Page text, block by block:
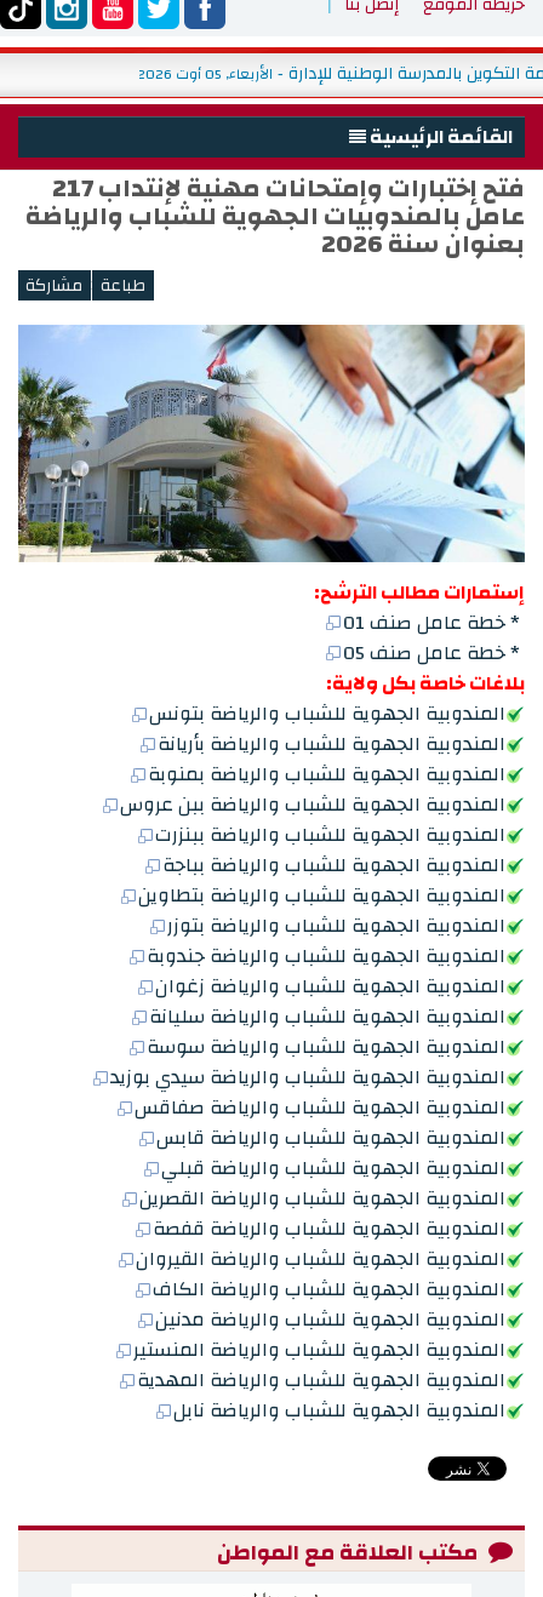
استشارة على الخط بخصوص إصلاح منظومة التكوين بالمدرسة الوطنية
القائمة الرئيسية
الرئيسية
الوزارة
شباب
التربية البدنية والتكوين والبحث
خدمات
تشغيل
ميديا
فتح إختبارات وإمتحانات مهنية لإنتداب 217
عامل بالمندوبيات الجهوية للشباب والرياضة
بعنوان سنة 2026
<
إستمارات مطالب الترشح:
* خطة عامل صنف 01
* خطة عامل صنف 05
بلاغات خاصة بكل ولاية:
المندوبية الجهوية للشباب والرياضة بتونس
المندوبية الجهوية للشباب والرياضة بأريانة
المندوبية الجهوية للشباب والرياضة بمنوبة
المندوبية الجهوية للشباب والرياضة ببن عروس
المندوبية الجهوية للشباب والرياضة ببنزرت
المندوبية الجهوية للشباب والرياضة بباجة
المندوبية الجهوية للشباب والرياضة بتطاوين
المندوبية الجهوية للشباب والرياضة بتوزر
المندوبية الجهوية للشباب والرياضة جندوبة
المندوبية الجهوية للشباب والرياضة زغوان
المندوبية الجهوية للشباب والرياضة سليانة
المندوبية الجهوية للشباب والرياضة سوسة
المندوبية الجهوية للشباب والرياضة سيدي بوزيد
المندوبية الجهوية للشباب والرياضة صفاقس
المندوبية الجهوية للشباب والرياضة قابس
المندوبية الجهوية للشباب والرياضة قبلي
المندوبية الجهوية للشباب والرياضة القصرين
المندوبية الجهوية للشباب والرياضة قفصة
المندوبية الجهوية للشباب والرياضة القيروان
المندوبية الجهوية للشباب والرياضة الكاف
المندوبية الجهوية للشباب والرياضة مدنين
المندوبية الجهوية للشباب والرياضة المنستير
المندوبية الجهوية للشباب والرياضة المهدية
المندوبية الجهوية للشباب والرياضة نابل
مكتب العلاقة مع المواطن